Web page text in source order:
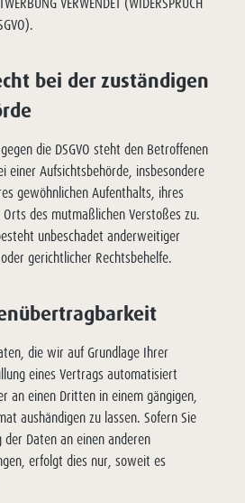
bei der zuständigen
die DSGVO steht den Betroffenen
einer Aufsichtsbehörde, insbesondere
gewöhnlichen Aufenthalts, ihres
des mutmaßlichen Verstoßes zu.
unbeschadet anderweitiger
gerichtlicher Rechtsbehelfe.
die wir auf Grundlage Ihrer
eines Vertrags automatisiert
an einen Dritten in einem gängigen,
aushändigen zu lassen. Sofern Sie
Daten an einen anderen
erfolgt dies nur, soweit es